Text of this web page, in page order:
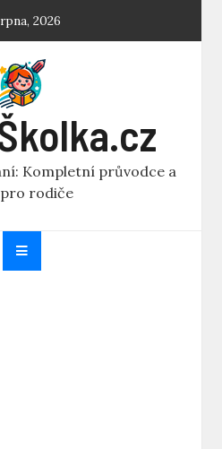
2026
Kompletní průvodce a
rodiče